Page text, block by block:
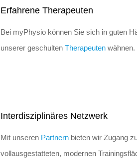
Erfahrene Therapeuten
Bei myPhysio können Sie sich in guten
unserer geschultenTherapeuten wähnen.
Interdisziplinäres Netzwerk
Mit unseren Partnern bieten wir Zugang
vollausgestatteten, modernen